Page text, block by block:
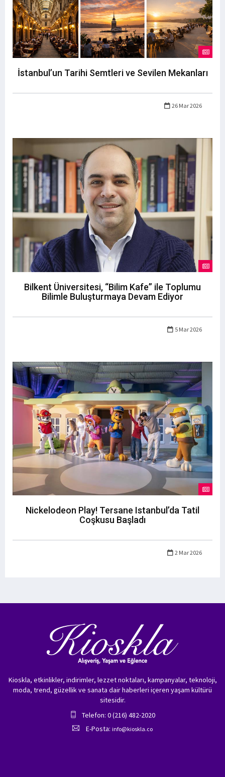
İstanbul’un Tarihi Semtleri ve Sevilen Mekanları
26 Mar 2026
Bilkent Üniversitesi, “Bilim Kafe” ile Toplumu
Bilimle Buluşturmaya Devam Ediyor
5 Mar 2026
Nickelodeon Play! Tersane Istanbul’da Tatil
Coşkusu Başladı
2 Mar 2026
Kioskla, etkinlikler, indirimler, lezzet noktaları, kampanyalar, teknoloji,
moda, trend, güzellik ve sanata dair haberleri içeren yaşam kültürü
sitesidir.
Telefon: 0 (216) 482-2020
E-Posta: info@kioskla.co